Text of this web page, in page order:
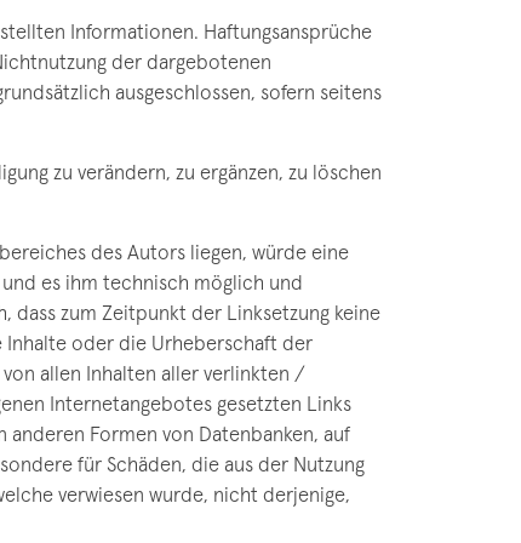
Informationen. Haftungsansprüche
der dargebotenen
ausgeschlossen, sofern seitens
zu verändern, zu ergänzen, zu löschen
des Autors liegen, würde eine
es ihm technisch möglich und
dass zum Zeitpunkt der Linksetzung keine
Inhalte oder die Urheberschaft der
allen Inhalten aller verlinkten /
Internetangebotes gesetzten Links
Formen von Datenbanken, auf
für Schäden, die aus der Nutzung
verwiesen wurde, nicht derjenige,